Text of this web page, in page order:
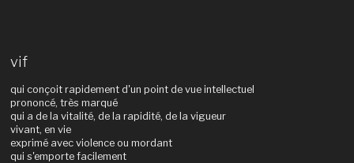
vif
qui conçoit rapidement d'un point de vue intellectuel
prononcé, très marqué
qui a de la vitalité, de la rapidité, de la vigueur
vivant, en vie
exprimé avec violence ou mordant
qui s'emporte facilement